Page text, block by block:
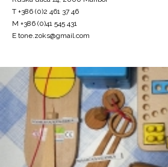
T +386 (0)2 461 37 46
M +386 (0)41 545 431
E tone.zoks@gmail.com